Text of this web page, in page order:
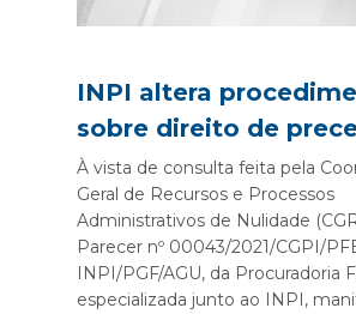
INPI altera
sobre direito de
À vista de consulta feita pela
Geral de Recursos e Processos
Administrativos de Nulidade
Parecer nº 00043/2021/CGPI/
INPI/PGF/AGU, da Procuradoria
especializada junto ao INPI,